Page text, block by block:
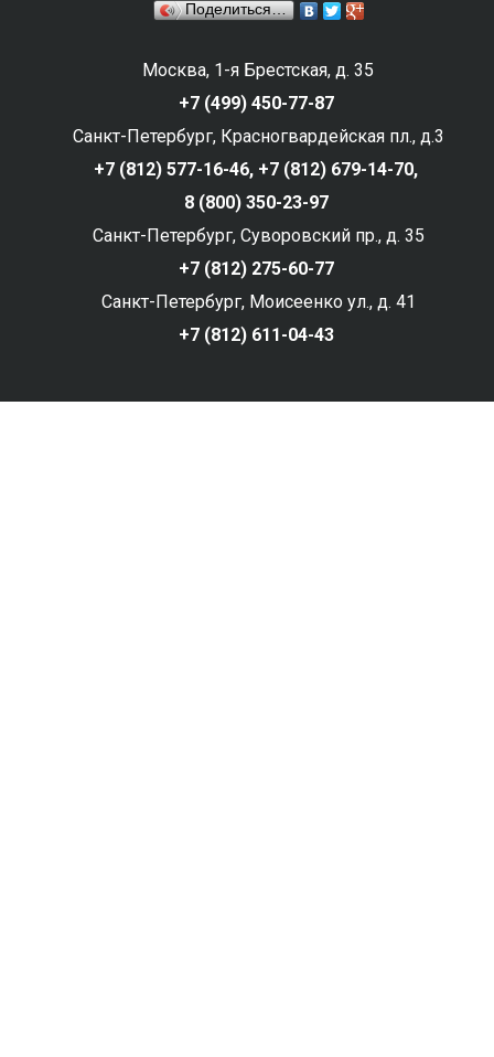
Поделиться…
Москва, 1-я Брестская, д. 35
+7 (499) 450-77-87
Санкт-Петербург, Красногвардейская пл., д.3
+7 (812) 577-16-46, +7 (812) 679-14-70,
8 (800) 350-23-97
Санкт-Петербург, Суворовский пр., д. 35
+7 (812) 275-60-77
Санкт-Петербург, Моисеенко ул., д. 41
+7 (812) 611-04-43